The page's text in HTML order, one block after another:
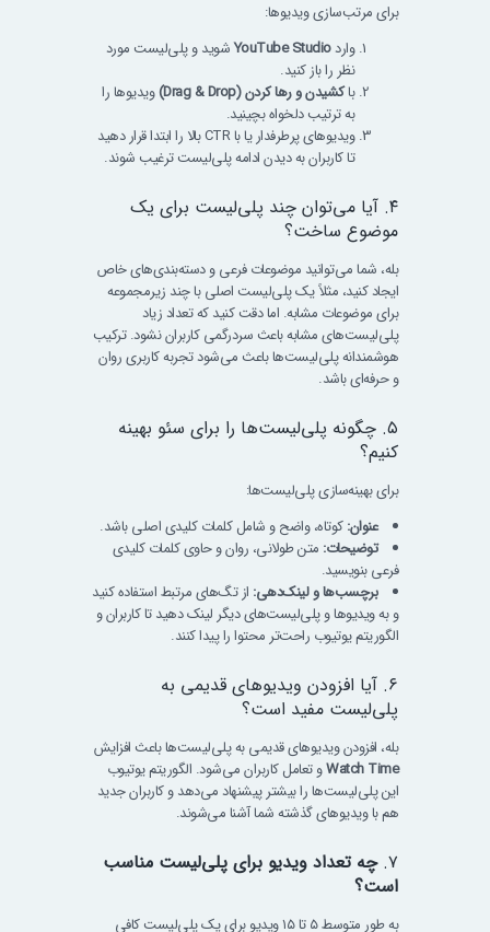
برای مرتب‌سازی ویدیوها:
واردYouTube Studioشوید و پلی‌لیست مورد
نظر را باز کنید.
باکشیدن و رها کردن (Drag & Drop)
ویدیوها را
به ترتیب دلخواه بچینید.
ویدیوهای پرطرفدار یا با CTR بالا را ابتدا قرار دهید
تا کاربران به دیدن ادامه پلی‌لیست ترغیب شوند.
۴. آیا می‌توان چند پلی‌لیست برای یک
موضوع ساخت؟
بله، شما می‌توانید موضوعات فرعی و دسته‌بندی‌های خاص
ایجاد کنید، مثلاً یک پلی‌لیست اصلی با چند زیرمجموعه
برای موضوعات مشابه. اما دقت کنید که تعداد زیاد
پلی‌لیست‌های مشابه باعث سردرگمی کاربران نشود. ترکیب
هوشمندانه پلی‌لیست‌ها باعث می‌شود تجربه کاربری روان
و حرفه‌ای باشد.
۵. چگونه پلی‌لیست‌ها را برای سئو بهینه
کنیم؟
برای بهینه‌سازی پلی‌لیست‌ها:
عنوان:کوتاه، واضح و شامل کلمات کلیدی اصلی باشد.
توضیحات: متن طولانی، روان و حاوی کلمات کلیدی
فرعی بنویسید.
برچسب‌ها و لینک‌دهی: از تگ‌های مرتبط استفاده کنید
و به ویدیوها و پلی‌لیست‌های دیگر لینک دهید تا کاربران و
الگوریتم یوتیوب راحت‌تر محتوا را پیدا کنند.
۶. آیا افزودن ویدیوهای قدیمی به
پلی‌لیست مفید است؟
بله، افزودن ویدیوهای قدیمی به پلی‌لیست‌ها باعث افزایش
Watch Timeو تعامل کاربران می‌شود. الگوریتم یوتیوب
این پلی‌لیست‌ها را بیشتر پیشنهاد می‌دهد و کاربران جدید
هم با ویدیوهای گذشته شما آشنا می‌شوند.
۷. چه تعداد ویدیو برای پلی‌لیست مناسب
است؟
به طور متوسط ۵ تا ۱۵ ویدیو برای یک پلی‌لیست کافی